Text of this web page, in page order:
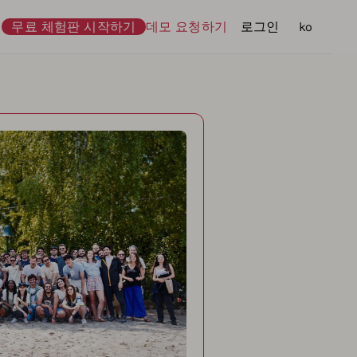
무료 체험판 시작하기 데모 요청하기 로그인 언어
ko